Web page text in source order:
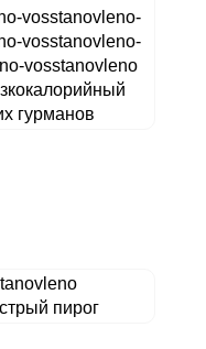
гурманов
пирог